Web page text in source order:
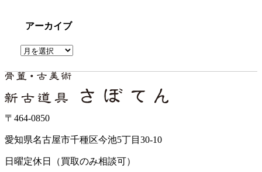
アーカイブ
ア
カ
ブ
〒464-0850
愛知県名古屋市千種区今池5丁目30-10
日曜定休日（買取のみ相談可）